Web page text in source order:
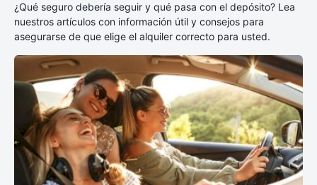
¿Qué seguro debería seguir y qué pasa con el depósito? Lea
nuestros artículos con información útil y consejos para
asegurarse de que elige el alquiler correcto para usted.